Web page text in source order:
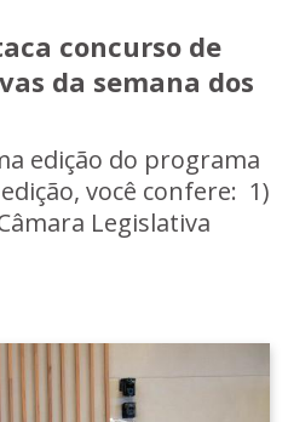
concurso de
da semana dos
edição do programa
você confere: 1)
Legislativa